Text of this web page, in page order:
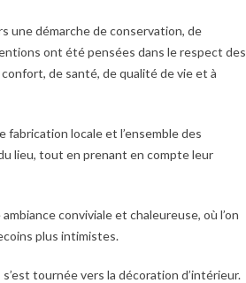
une démarche de conservation, de
ont été pensées dans le respect des
de santé, de qualité de vie et à
locale et l’ensemble des
lieu, tout en prenant en compte leur
conviviale et chaleureuse, où l’on
plus intimistes.
tournée vers la décoration d’intérieur.